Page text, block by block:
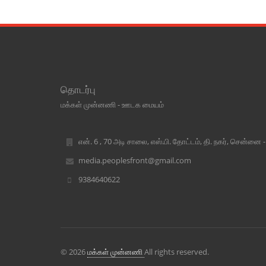
தொடர்பு
மக்கள் முன்னணி - ஊடக மையம்
என். 6 , 70 அடி சாலை, எஸ்.பி. தோட்டம், தி. நகர், சென்னை -
media.peoplesfront@gmail.com
9384640622
© 2026மக்கள் முன்னணிAll rights reserved.